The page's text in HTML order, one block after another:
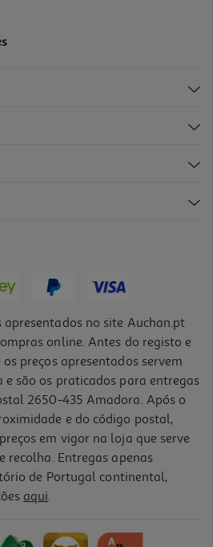
Cuidado Urinário 60g
no site Auchan.pt
online. Antes do registo e
preços apresentados servem
e são os praticados para entregas
2650-435 Amadora. Após o
e do código postal,
em vigor na loja que serve
recolha. Entregas apenas
de Portugal continental,
aqui.